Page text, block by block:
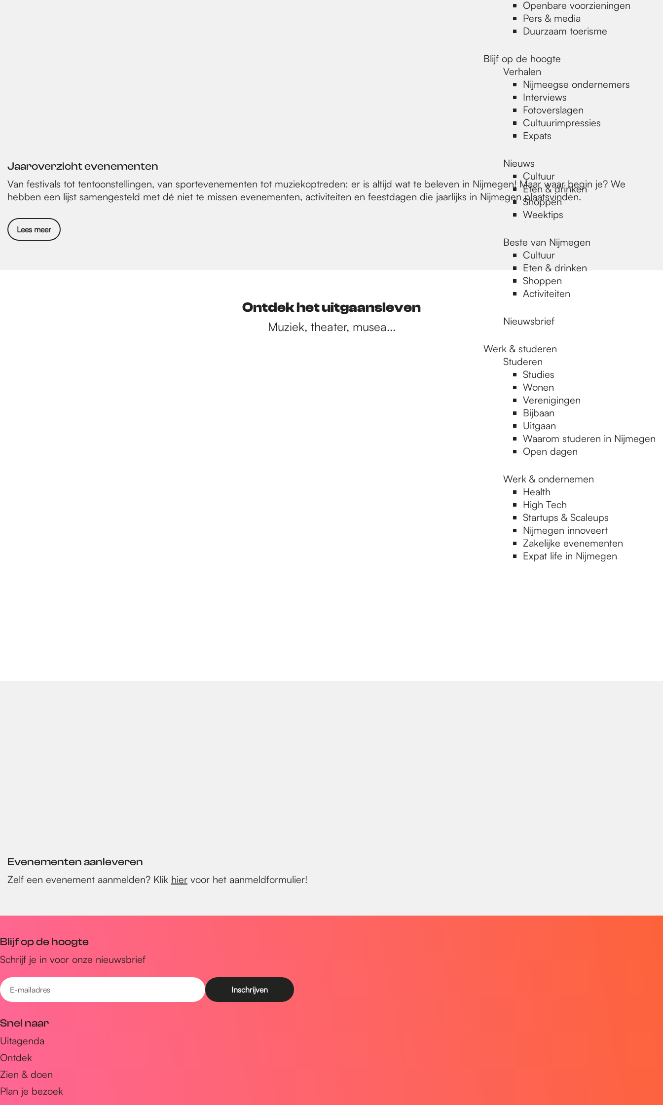
Openbare voorzieningen
Pers & media
Duurzaam toerisme
Blijf op de hoogte
Verhalen
Nijmeegse ondernemers
Interviews
Fotoverslagen
Cultuurimpressies
Expats
Nieuws
Cultuur
Eten & drinken
Shoppen
Weektips
Beste van Nijmegen
Cultuur
Eten & drinken
Shoppen
Activiteiten
Nieuwsbrief
Werk & studeren
Studeren
Studies
Wonen
Verenigingen
Bijbaan
Uitgaan
Waarom studeren in Nijmegen
Open dagen
Werk & ondernemen
Health
High Tech
Startups & Scaleups
Nijmegen innoveert
Zakelijke evenementen
Expat life in Nijmegen
Jaaroverzicht evenementen
Van festivals tot tentoonstellingen, van sportevenementen tot muziekoptreden: er is altijd wat te beleven in Nijmegen! Maar waar begin je? We
hebben een lijst samengesteld met dé niet te missen evenementen, activiteiten en feestdagen die jaarlijks in Nijmegen plaatsvinden.
Lees meer
Ontdek het uitgaansleven
Muziek, theater, musea...
Evenementen aanleveren
Zelf een evenement aanmelden? Klik hier voor het aanmeldformulier!
Blijf op de hoogte
Schrijf je in voor onze nieuwsbrief
E
-
a
i
l
a
d
Snel naar
Uitagenda
Ontdek
Zien & doen
Plan je bezoek